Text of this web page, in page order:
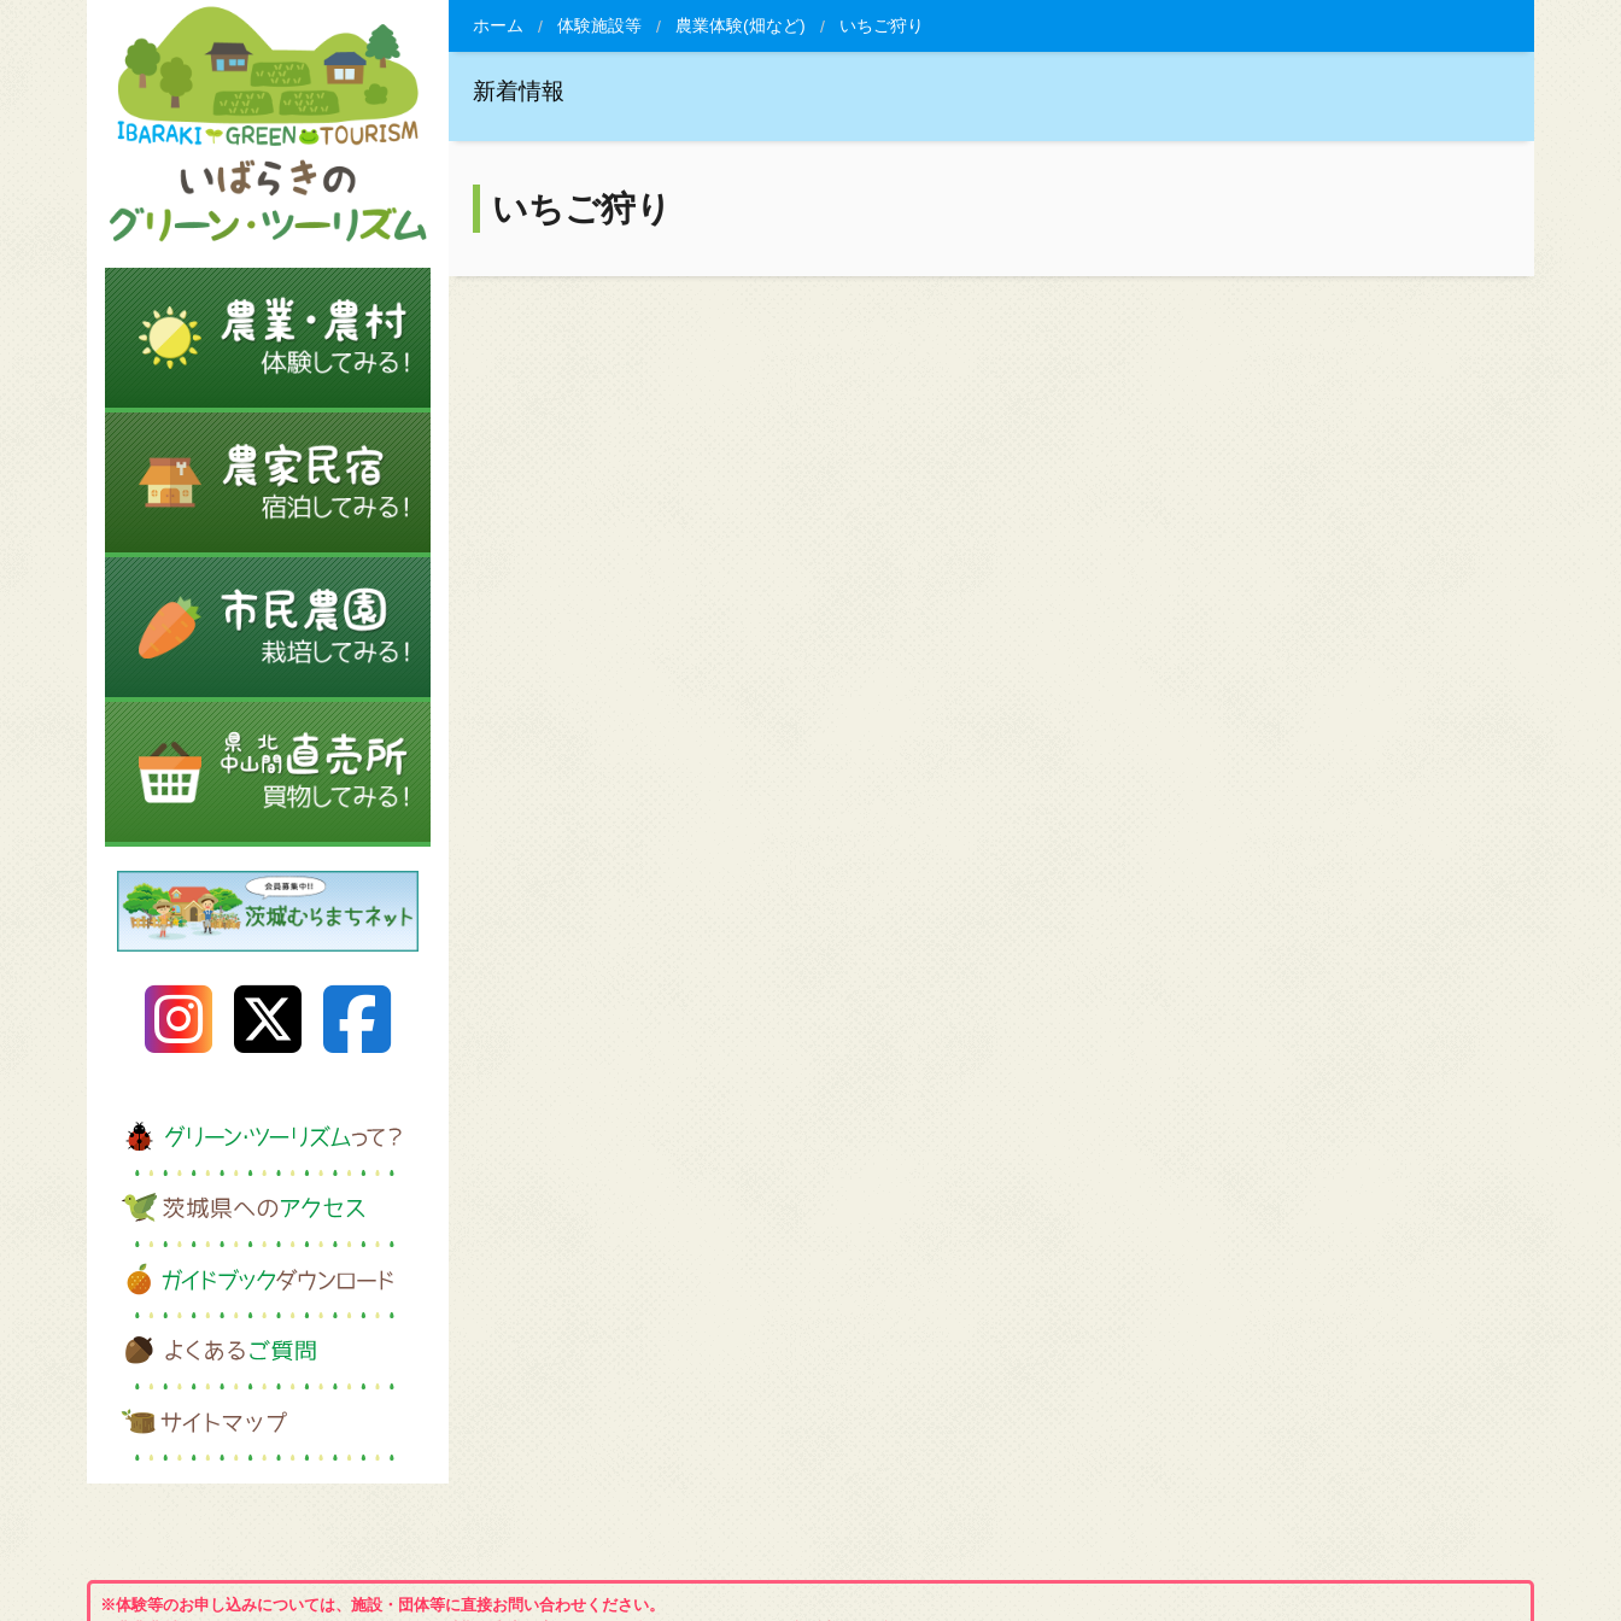
ホーム 体験施設等 農業体験(畑など) いちご狩り
新着情報
いちご狩り
※体験等のお申し込みについては、施設・団体等に直接お問い合わせください。